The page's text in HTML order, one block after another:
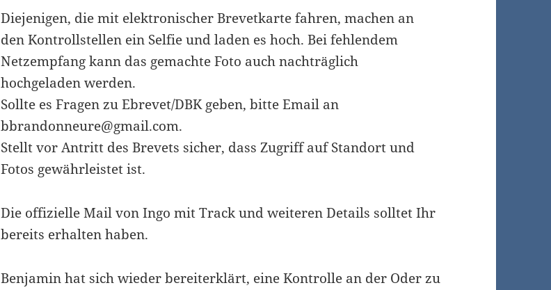
Diejenigen, die mit elektronischer Brevetkarte fahren, machen an
den Kontrollstellen ein Selfie und laden es hoch. Bei fehlendem
Netzempfang kann das gemachte Foto auch nachträglich
hochgeladen werden.
Sollte es Fragen zu Ebrevet/DBK geben, bitte Email an
bbrandonneure@gmail.com.
Stellt vor Antritt des Brevets sicher, dass Zugriff auf Standort und
Fotos gewährleistet ist.
Die offizielle Mail von Ingo mit Track und weiteren Details solltet Ihr
bereits erhalten haben.
Benjamin hat sich wieder bereiterklärt, eine Kontrolle an der Oder zu